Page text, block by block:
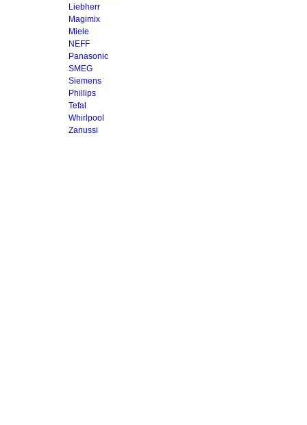
Liebherr
Magimix
Miele
NEFF
Panasonic
SMEG
Siemens
Phillips
Tefal
Whirlpool
Zanussi